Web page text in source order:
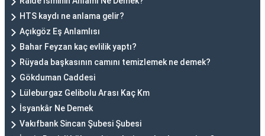
HTS kaydı ne anlama gelir?
Açıkgöz Eş Anlamlısı
Bahar Feyzan kaç evlilik yaptı?
Rüyada başkasının camını temizlemek ne demek?
Gökduman Caddesi
Lüleburgaz Gelibolu Arası Kaç Km
İsyankâr Ne Demek
Vakıfbank Sincan Şubesi Şubesi